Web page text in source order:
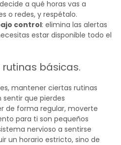
a qué horas vas a
o redes, y respétalo.
control: elimina las alertas
estar disponible todo el
básicas.
mantener ciertas rutinas
que pierdes
de forma regular, moverte
para ti son pequeños
nervioso a sentirse
un horario estricto, sino de